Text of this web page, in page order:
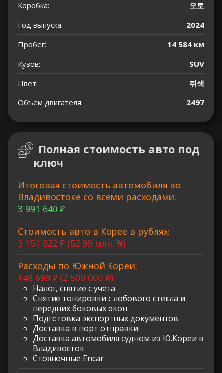
Коробка:
오토
Год выпуска:
2024
Пробег:
14 584 км
Кузов:
SUV
Цвет:
쥐색
Объем двигателя:
2497
Полная стоимость авто под
ключ
Итоговая стоимость автомобиля во
Владивостоке со всеми расходами:
3 991 640 ₽
Стоимость авто в Корее в рублях:
3 151 822 ₽ (52.99 млн. ₩)
Расходы по Южной Кореи:
148 699 ₽ (2 500 000 ₩)
Налог, снятие с учета
Снятие тонировки с лобового стекла и
передних боковых окон
Подготовка экспортных документов
Доставка в порт отправки
Доставка автомобиля судном из Ю.Кореи в
Владивосток
Стояночные Encar